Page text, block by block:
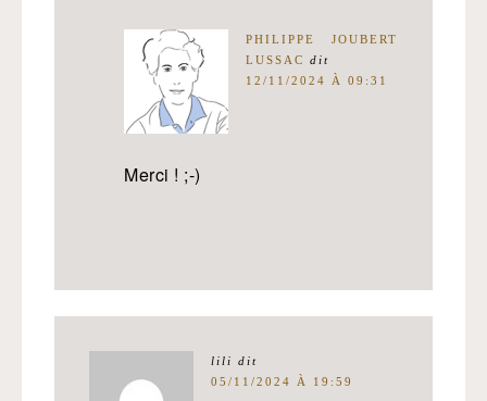
PHILIPPE JOUBERT
LUSSAC dit
12/11/2024 À 09:31
Merci ! ;-)
lili dit
05/11/2024 À 19:59